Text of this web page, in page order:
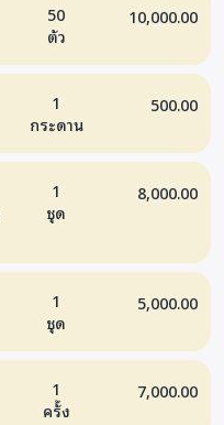
50
ตัว
10,000.00
1
กระดาน
500.00
1
ชุด
8,000.00
1
ชุด
5,000.00
1
ครั้ง
7,000.00